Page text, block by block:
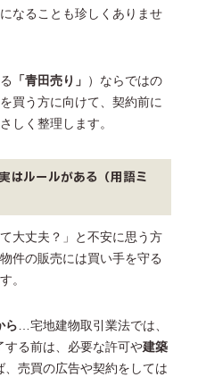
なることも珍しくありませ
「青田売り」 ）ならではの
買う方に向けて、契約前に
しく整理します。
はルールがある（用語ミ
大丈夫？」と不安に思う方
件の販売には買い手を守る
。
ら …宅地建物取引業法では、
する前は、必要な許可や建築
売買の広告や契約をしては